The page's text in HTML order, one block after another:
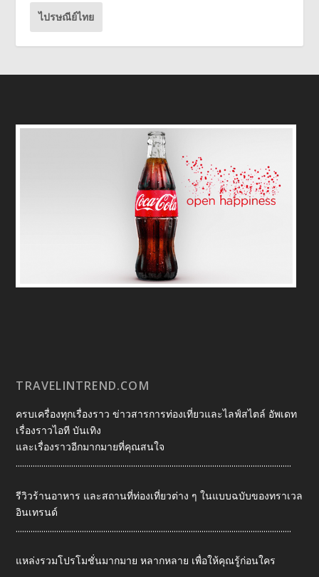
ไปรษณีย์ไทย
TRAVELINTREND.COM
ครบเครื่องทุกเรื่องราว ข่าวสารการท่องเที่ยวและไลฟ์สไตล์ อัพเดท
เรื่องราวไอที บันเทิง
และเรื่องราวอีกมากมายที่คุณสนใจ
.................................................................................................................................
รีวิวร้านอาหาร และสถานที่ท่องเที่ยวต่าง ๆ ในแบบฉบับของทราเวล
อินเทรนด์
.................................................................................................................................
แหล่งรวมโปรโมชั่นมากมาย หลากหลาย เพื่อให้คุณรู้ก่อนใคร